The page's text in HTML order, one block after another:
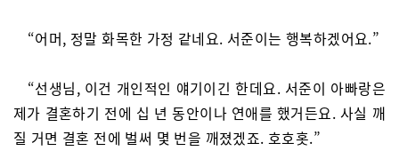
“어머, 정말 화목한 가정 같네요. 서준이는 행복하겠어요.”
“선생님, 이건 개인적인 얘기이긴 한데요. 서준이 아빠랑은
제가 결혼하기 전에 십 년 동안이나 연애를 했거든요. 사실 깨
질 거면 결혼 전에 벌써 몇 번을 깨졌겠죠. 호호홋.”